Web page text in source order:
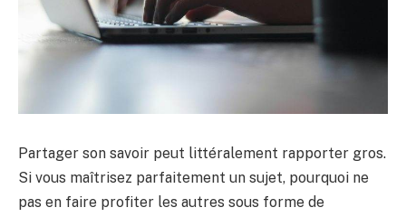
Partager son savoir peut littéralement rapporter gros.
Si vous maîtrisez parfaitement un sujet, pourquoi ne
pas en faire profiter les autres sous forme de